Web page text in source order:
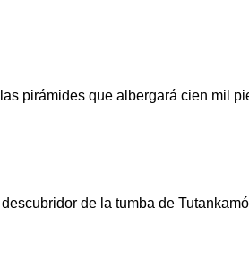
pirámides que albergará cien mil
de la tumba de